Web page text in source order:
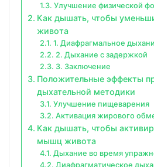
Улучшение физической
Как дышать, чтобы
живота
1. Диафрагмальное
2. Дыхание с задержкой
3. Заключение
Положительные эффекты
дыхательной методики
Улучшение пищеварения
Активация жирового
Как дышать, чтобы
мышц живота
Дыхание во время
Диафрагматическое